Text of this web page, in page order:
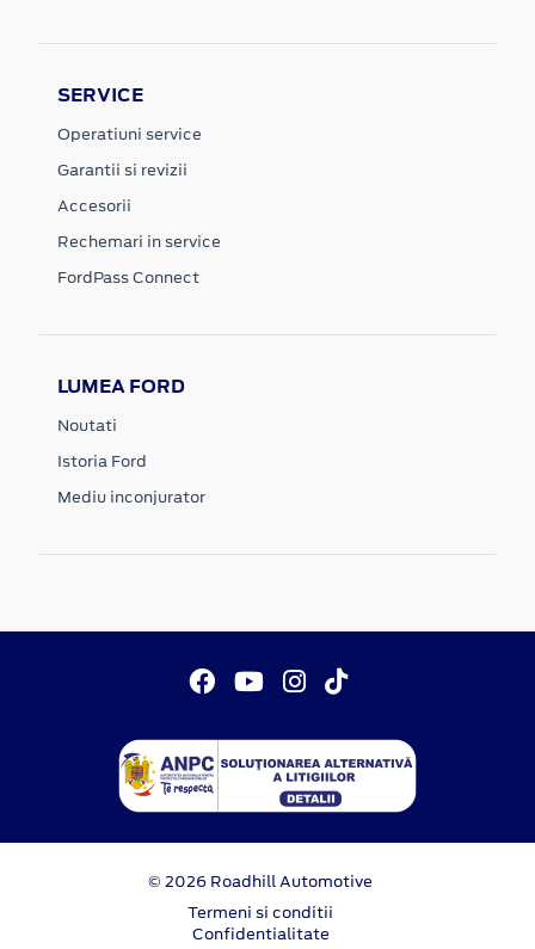
SERVICE
Operatiuni service
Garantii si revizii
Accesorii
Rechemari in service
FordPass Connect
LUMEA FORD
Noutati
Istoria Ford
Mediu inconjurator
© 2026 Roadhill Automotive
Termeni si conditii
Confidentialitate